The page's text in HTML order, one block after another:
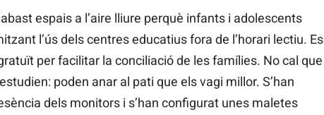
espais a l’aire lliure perquè infants i adolescents
l’ús dels centres educatius fora de l’horari lectiu. Es
per facilitar la conciliació de les famílies. No cal que
poden anar al pati que els vagi millor. S’han
dels monitors i s’han configurat unes maletes